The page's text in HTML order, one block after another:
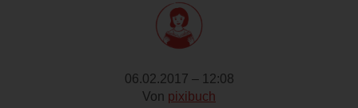
06.02.2017 – 12:08
Von pixibuch